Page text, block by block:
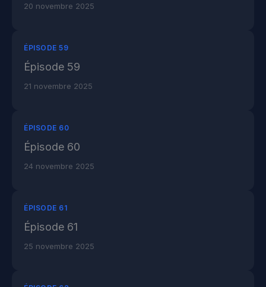
20 novembre 2025
ÉPISODE 59
Épisode 59
21 novembre 2025
ÉPISODE 60
Épisode 60
24 novembre 2025
ÉPISODE 61
Épisode 61
25 novembre 2025